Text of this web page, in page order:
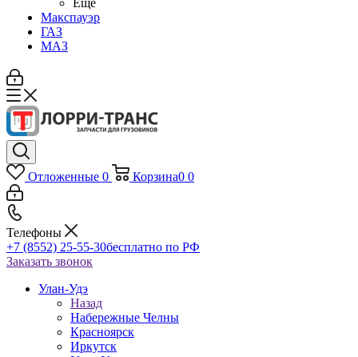
Ещё
Макспауэр
ГАЗ
МАЗ
Отложенные 0 Корзина0 0
Телефоны
+7 (8552) 25-55-30бесплатно по РФ
Заказать звонок
Улан-Удэ
Назад
Набережные Челны
Красноярск
Иркутск